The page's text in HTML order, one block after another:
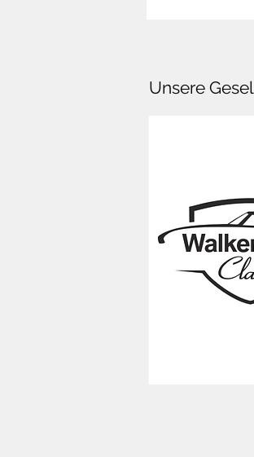
Unsere